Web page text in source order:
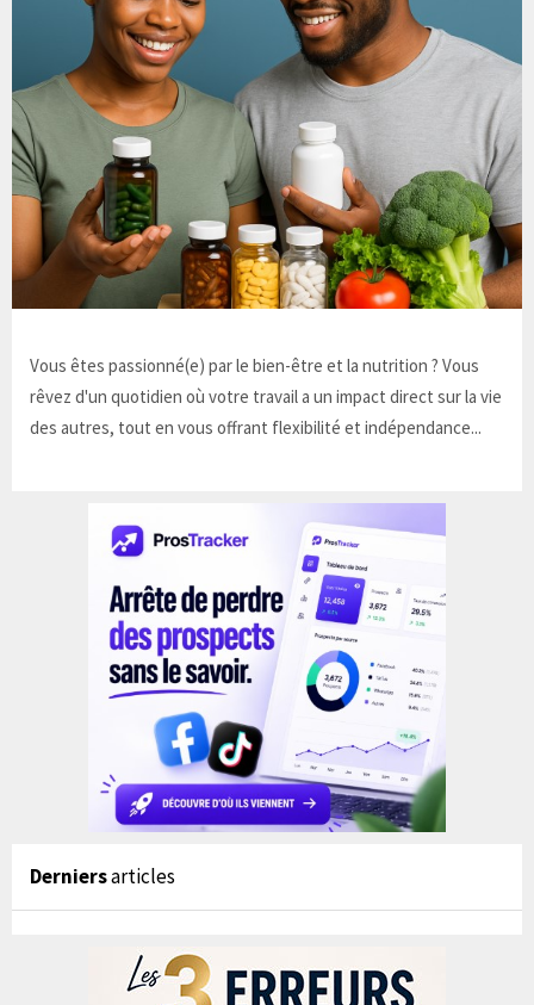
Vous êtes passionné(e) par le bien-être et la nutrition ? Vous
rêvez d'un quotidien où votre travail a un impact direct sur la vie
des autres, tout en vous offrant flexibilité et indépendance...
Derniersarticles